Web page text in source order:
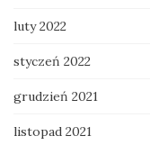
luty 2022
styczeń 2022
grudzień 2021
listopad 2021